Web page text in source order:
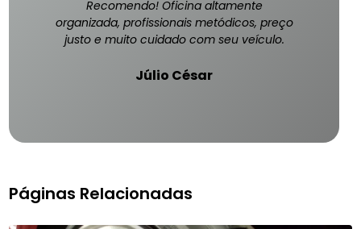
Recomendo! Oficina altamente
organizada, profissionais metódicos, preço
justo e muito cuidado com seu veículo.
Júlio César
Páginas Relacionadas